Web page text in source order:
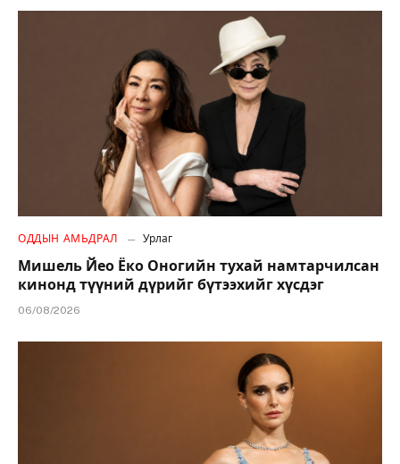
ОДДЫН АМЬДРАЛ Урлаг
Мишель Йео Ёко Оногийн тухай намтарчилсан
кинонд түүний дүрийг бүтээхийг хүсдэг
06/08/2026